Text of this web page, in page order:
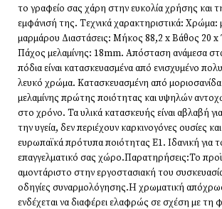
το γραφείο σας χάρη στην ευκολία χρήσης και
εμφάνισή της. Τεχνικά χαρακτηριστικά: Χρώμα:
μαρμάρου Διαστάσεις: Μήκος 88,2 x Βάθος 20
Πάχος μελαμίνης: 18mm. Απόσταση ανάμεσα
πόδια είναι κατασκευασμένα από ενισχυμένο
λευκό χρώμα. Κατασκευασμένη από
μελαμίνης πρώτης ποιότητας και υψηλών
στο χρόνο. Τα υλικά κατασκευής είναι αβλαβή
την υγεία, δεν περιέχουν καρκινογόνες ουσίες
ευρωπαϊκά πρότυπα ποιότητας Ε1. Ιδανική για
επαγγελματικό σας χώρο.Παρατηρήσεις:Το
αμοντάριστο στην εργοστασιακή του
οδηγίες συναρμολόγησης.Η χρωματική
ενδέχεται να διαφέρει ελαφρώς σε σχέση με τη